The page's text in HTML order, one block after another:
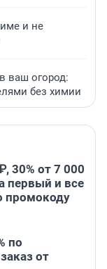
и не
ваш огород:
без химии
30% от 7 000
первый и все
промокоду
по
от